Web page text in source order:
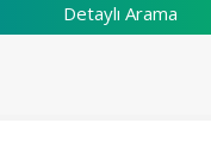
Detaylı Arama